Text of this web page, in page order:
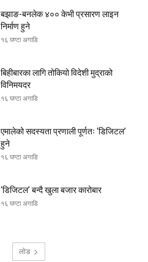
बझाङ-बनलेक ४०० केभी प्रसारण लाइन
निर्माण हुने
१६ घण्टा अगाडि
बिहीबारका लागि तोकियो विदेशी मुद्राको
विनिमयदर
१६ घण्टा अगाडि
एमालेको सदस्यता प्रणाली पूर्णतः ‘डिजिटल’
हुने
१६ घण्टा अगाडि
‘डिजिटल’ बन्दै खुला बजार कारोबार
१६ घण्टा अगाडि
लोड